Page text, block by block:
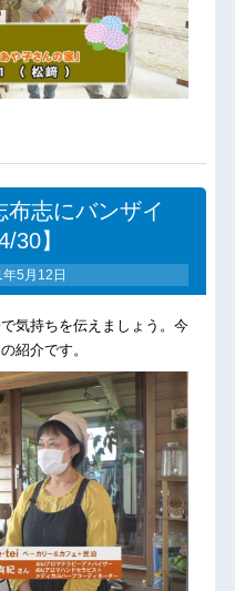
布志にバンザイ
30】
5月12日
気持ちを伝えましょう。今
紹介です。